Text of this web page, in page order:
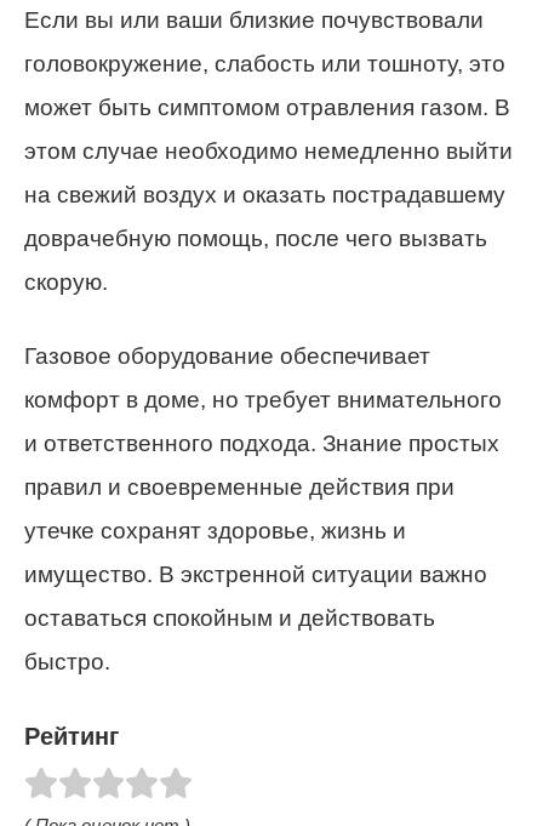
Если вы или ваши близкие почувствовали
головокружение, слабость или тошноту, это
может быть симптомом отравления газом. В
этом случае необходимо немедленно выйти
на свежий воздух и оказать пострадавшему
доврачебную помощь, после чего вызвать
скорую.
Газовое оборудование обеспечивает
комфорт в доме, но требует внимательного
и ответственного подхода. Знание простых
правил и своевременные действия при
утечке сохранят здоровье, жизнь и
имущество. В экстренной ситуации важно
оставаться спокойным и действовать
быстро.
Рейтинг